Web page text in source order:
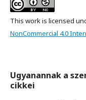
This work is licensed
NonCommercial 4.0
Ugyanannak a
cikkei